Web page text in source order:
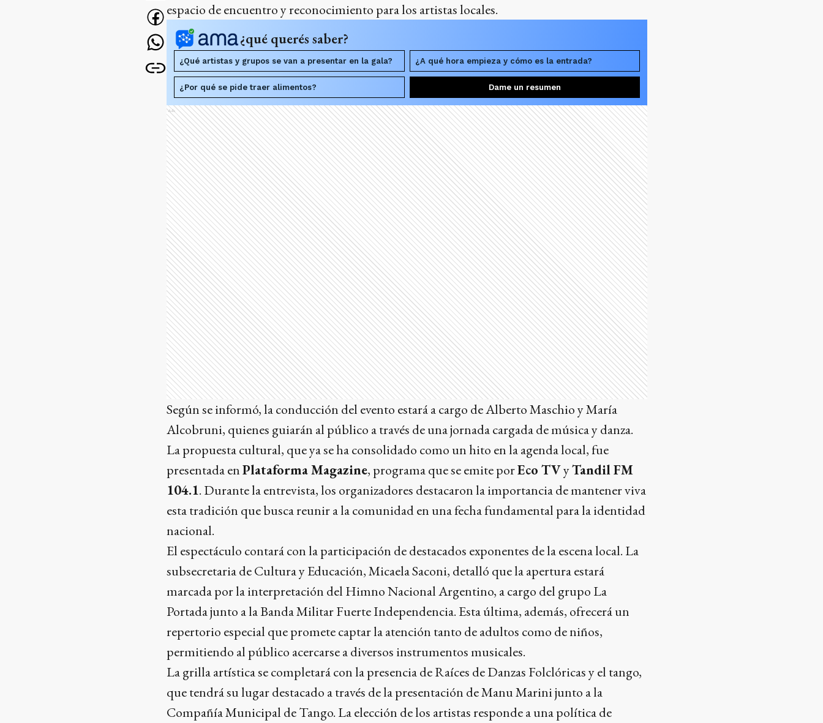
espacio de encuentro y reconocimiento para los artistas locales.
¿qué querés saber?
¿Qué artistas y grupos se van a presentar en la gala? ¿A qué hora empieza y cómo es la entrada?
¿Por qué se pide traer alimentos? Dame un resumen
Ads
Según se informó, la conducción del evento estará a cargo de Alberto Maschio y María
Alcobruni, quienes guiarán al público a través de una jornada cargada de música y danza.
La propuesta cultural, que ya se ha consolidado como un hito en la agenda local, fue
presentada enPlataforma Magazine, programa que se emite porEco TVyTandil FM
104.1. Durante la entrevista, los organizadores destacaron la importancia de mantener viva
esta tradición que busca reunir a la comunidad en una fecha fundamental para la identidad
nacional.
El espectáculo contará con la participación de destacados exponentes de la escena local. La
subsecretaria de Cultura y Educación, Micaela Saconi, detalló que la apertura estará
marcada por la interpretación del Himno Nacional Argentino, a cargo del grupo La
Portada junto a la Banda Militar Fuerte Independencia. Esta última, además, ofrecerá un
repertorio especial que promete captar la atención tanto de adultos como de niños,
permitiendo al público acercarse a diversos instrumentos musicales.
La grilla artística se completará con la presencia de Raíces de Danzas Folclóricas y el tango,
que tendrá su lugar destacado a través de la presentación de Manu Marini junto a la
Compañía Municipal de Tango. La elección de los artistas responde a una política de